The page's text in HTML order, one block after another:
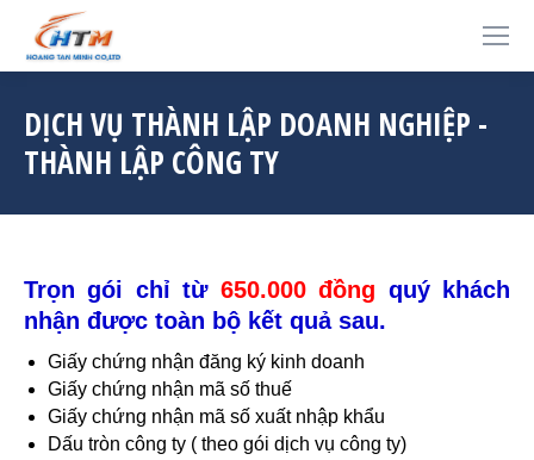
DỊCH VỤ THÀNH LẬP DOANH NGHIỆP -
THÀNH LẬP CÔNG TY
Trọn gói chỉ từ 650.000 đồng quý khách
nhận được toàn bộ kết quả sau.
Giấy chứng nhận đăng ký kinh doanh
Giấy chứng nhận mã số thuế
Giấy chứng nhận mã số xuất nhập khẩu
Dấu tròn công ty ( theo gói dịch vụ công ty)